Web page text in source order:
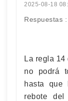
2025-08-18
Respuestas :
La regla
no podrá
hasta que
rebote